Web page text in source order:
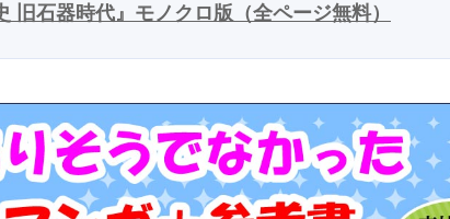
石器時代』モノクロ版（全ページ無料）